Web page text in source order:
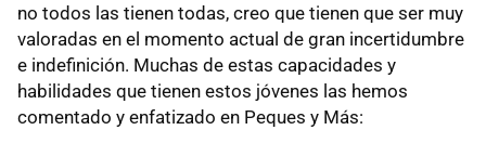
no todos las tienen todas, creo que tienen que ser muy
valoradas en el momento actual de gran incertidumbre
e indefinición. Muchas de estas capacidades y
habilidades que tienen estos jóvenes las hemos
comentado y enfatizado en Peques y Más: